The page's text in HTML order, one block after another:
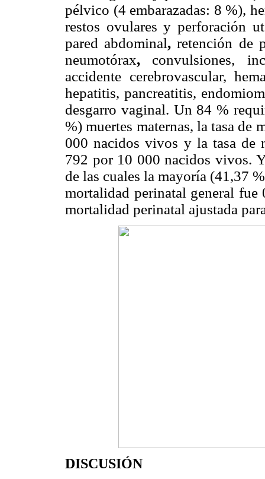
pélvico (4 embarazadas: 8 %),
restos ovulares y perforación
pared abdominal,retención de
neumotórax, convulsiones,
accidente cerebrovascular,
hepatitis, pancreatitis,
desgarro vaginal. Un 84 %
%) muertes maternas, la tasa de
000 nacidos vivos y la tasa de
792 por 10 000 nacidos vivos.
de las cuales la mayoría (41,37
mortalidad perinatal general
mortalidad perinatal ajustada
DISCUSIÓN